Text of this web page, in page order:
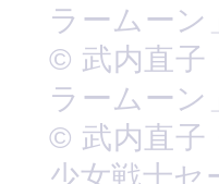
ラームーン
© 武内直子
ラームーン
© 武内直子